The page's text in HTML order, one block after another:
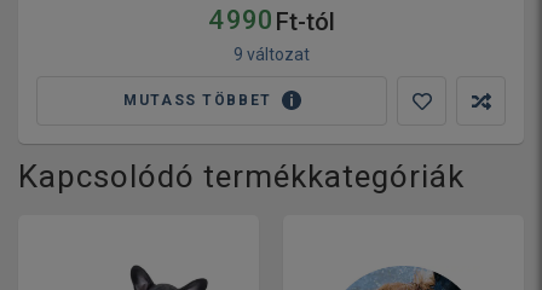
4 990 Ft-tól
9 változat
MUTASS TÖBBET
Kapcsolódó termékkategóriák